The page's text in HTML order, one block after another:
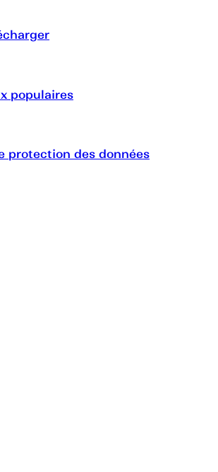
populaires
protection des données